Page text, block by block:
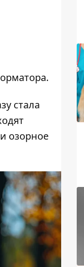
.
стала
озорное